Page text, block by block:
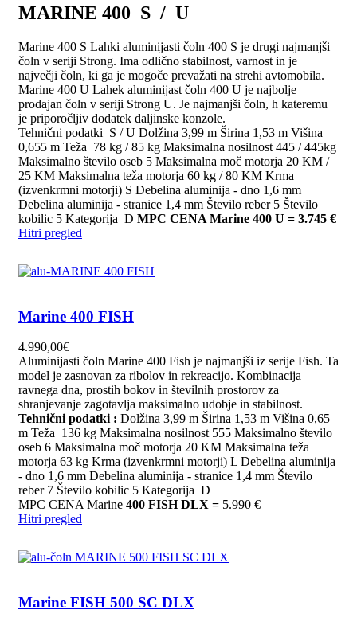
MARINE 400 S / U
Marine 400 S Lahki aluminijasti čoln 400 S je drugi najmanjši
čoln v seriji Strong. Ima odlično stabilnost, varnost in je
največji čoln, ki ga je mogoče prevažati na strehi avtomobila.
Marine 400 U Lahek aluminijast čoln 400 U je najbolje
prodajan čoln v seriji Strong U. Je najmanjši čoln, h kateremu
je priporočljiv dodatek daljinske konzole.
Tehnični podatki S / U Dolžina 3,99 m Širina 1,53 m Višina
0,655 m Teža 78 kg / 85 kg Maksimalna nosilnost 445 / 445kg
Maksimalno število oseb 5 Maksimalna moč motorja 20 KM /
25 KM Maksimalna teža motorja 60 kg / 80 KM Krma
(izvenkrmni motorji) S Debelina aluminija - dno 1,6 mm
Debelina aluminija - stranice 1,4 mm Število reber 5 Število
kobilic 5 Kategorija D MPC CENA Marine 400 U = 3.745 €
Hitri pregled
Marine 400 FISH
4.990,00€
Aluminijasti čoln Marine 400 Fish je najmanjši iz serije Fish. Ta
model je zasnovan za ribolov in rekreacijo. Kombinacija
ravnega dna, prostih bokov in številnih prostorov za
shranjevanje zagotavlja maksimalno udobje in stabilnost.
Tehnični podatki : Dolžina 3,99 m Širina 1,53 m Višina 0,65
m Teža 136 kg Maksimalna nosilnost 555 Maksimalno število
oseb 6 Maksimalna moč motorja 20 KM Maksimalna teža
motorja 63 kg Krma (izvenkrmni motorji) L Debelina aluminija
- dno 1,6 mm Debelina aluminija - stranice 1,4 mm Število
reber 7 Število kobilic 5 Kategorija D
MPC CENA Marine 400 FISH DLX = 5.990 €
Hitri pregled
Marine FISH 500 SC DLX